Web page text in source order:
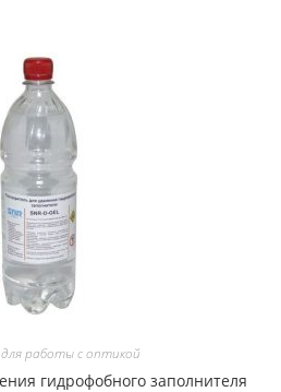
для работы с оптикой
гидрофобного заполнителя